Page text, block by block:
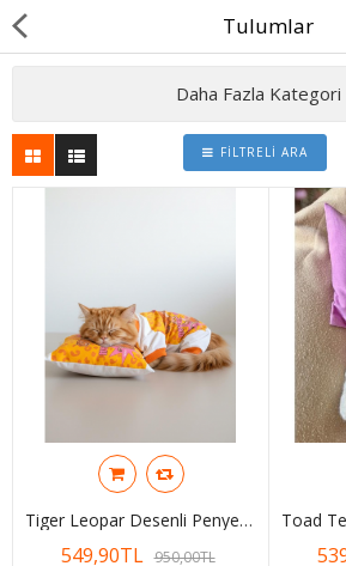
AKSESUAR
BLOG
Para Birimi
Tulumlar
Daha Fazla Kategori
FILTRELI ARA
Tiger Leopar Desenli Penye Kedi Tulum Yastık Uyku Takımı | Tüy Dökülmesini Azaltmaya Yardımcı | Yumuşak & Rahat Kedi Kıyafeti
549,90TL 950,00TL